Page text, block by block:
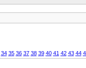
34 35 36 37 38 39 40 41 42 43 44